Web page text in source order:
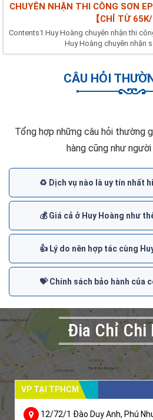
CHUYÊN NHẬN THI CÔNG SƠN
【CHỈ TỪ 65K/
Contents1 Huy Hoàng chuyên nhận thi
Huy Hoàng chuyên nhận
CÂU HỎI
Tổng hợp những câu hỏi thường
hàng cũng như
♻️ Dịch vụ nào là uy tín nhất
💰 Giá cả ở Huy Hoàng như
👍 Lý do nên hợp tác cùng
💝 Chính sách bảo hành của
Đia Chỉ Chi
VP TẠI TPHCM
12/72/1 Đào Duy Anh, Phú